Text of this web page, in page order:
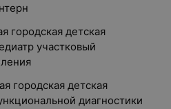
городская детская
участковый
городская детская
диагностики